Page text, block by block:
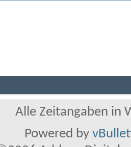
Alle Zeitangaben in
Powered by